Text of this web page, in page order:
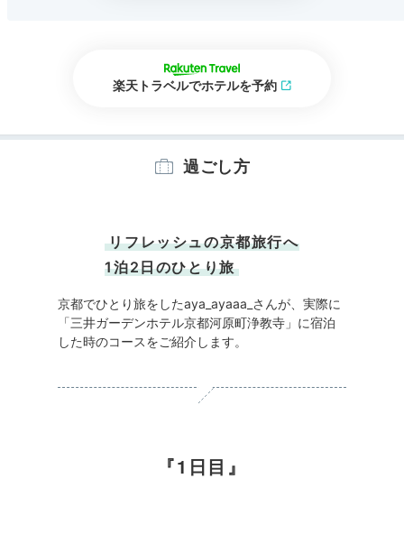
楽天トラベルでホテルを予約
過ごし方
リフレッシュの京都旅行へ
1泊2日のひとり旅
京都でひとり旅をしたaya_ayaaa_さんが、実際に
「三井ガーデンホテル京都河原町浄教寺」に宿泊
した時のコースをご紹介します。
1日目